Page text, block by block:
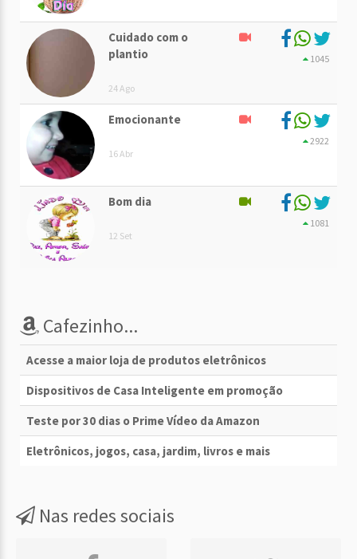
Cuidado com o
plantio
24 Ago
1045
Emocionante
16 Abr
2922
Bom dia
12 Set
1081
Cafezinho...
Acesse a maior loja de produtos eletrônicos
Dispositivos de Casa Inteligente em promoção
Teste por 30 dias o Prime Vídeo da Amazon
Eletrônicos, jogos, casa, jardim, livros e mais
Nas redes sociais